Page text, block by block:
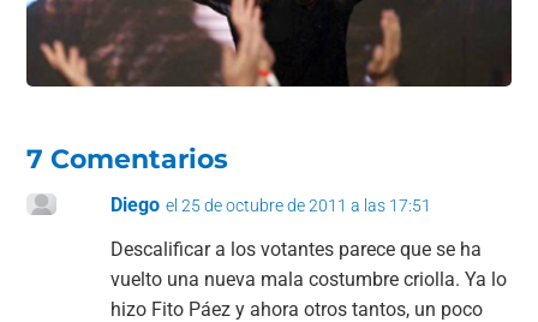
7 Comentarios
Diego el 25 de octubre de 2011 a las 17:51
Descalificar a los votantes parece que se ha
vuelto una nueva mala costumbre criolla. Ya lo
hizo Fito Páez y ahora otros tantos, un poco